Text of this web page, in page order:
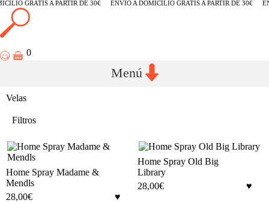
GRATIS A PARTIR DE 30€ ENVÍO A DOMICILIO GRATIS A PARTIR DE 30€
0
Velas
Filtros
Home Spray Madame &
Mendls
28,00€
Home Spray Old Big
Library
28,00€